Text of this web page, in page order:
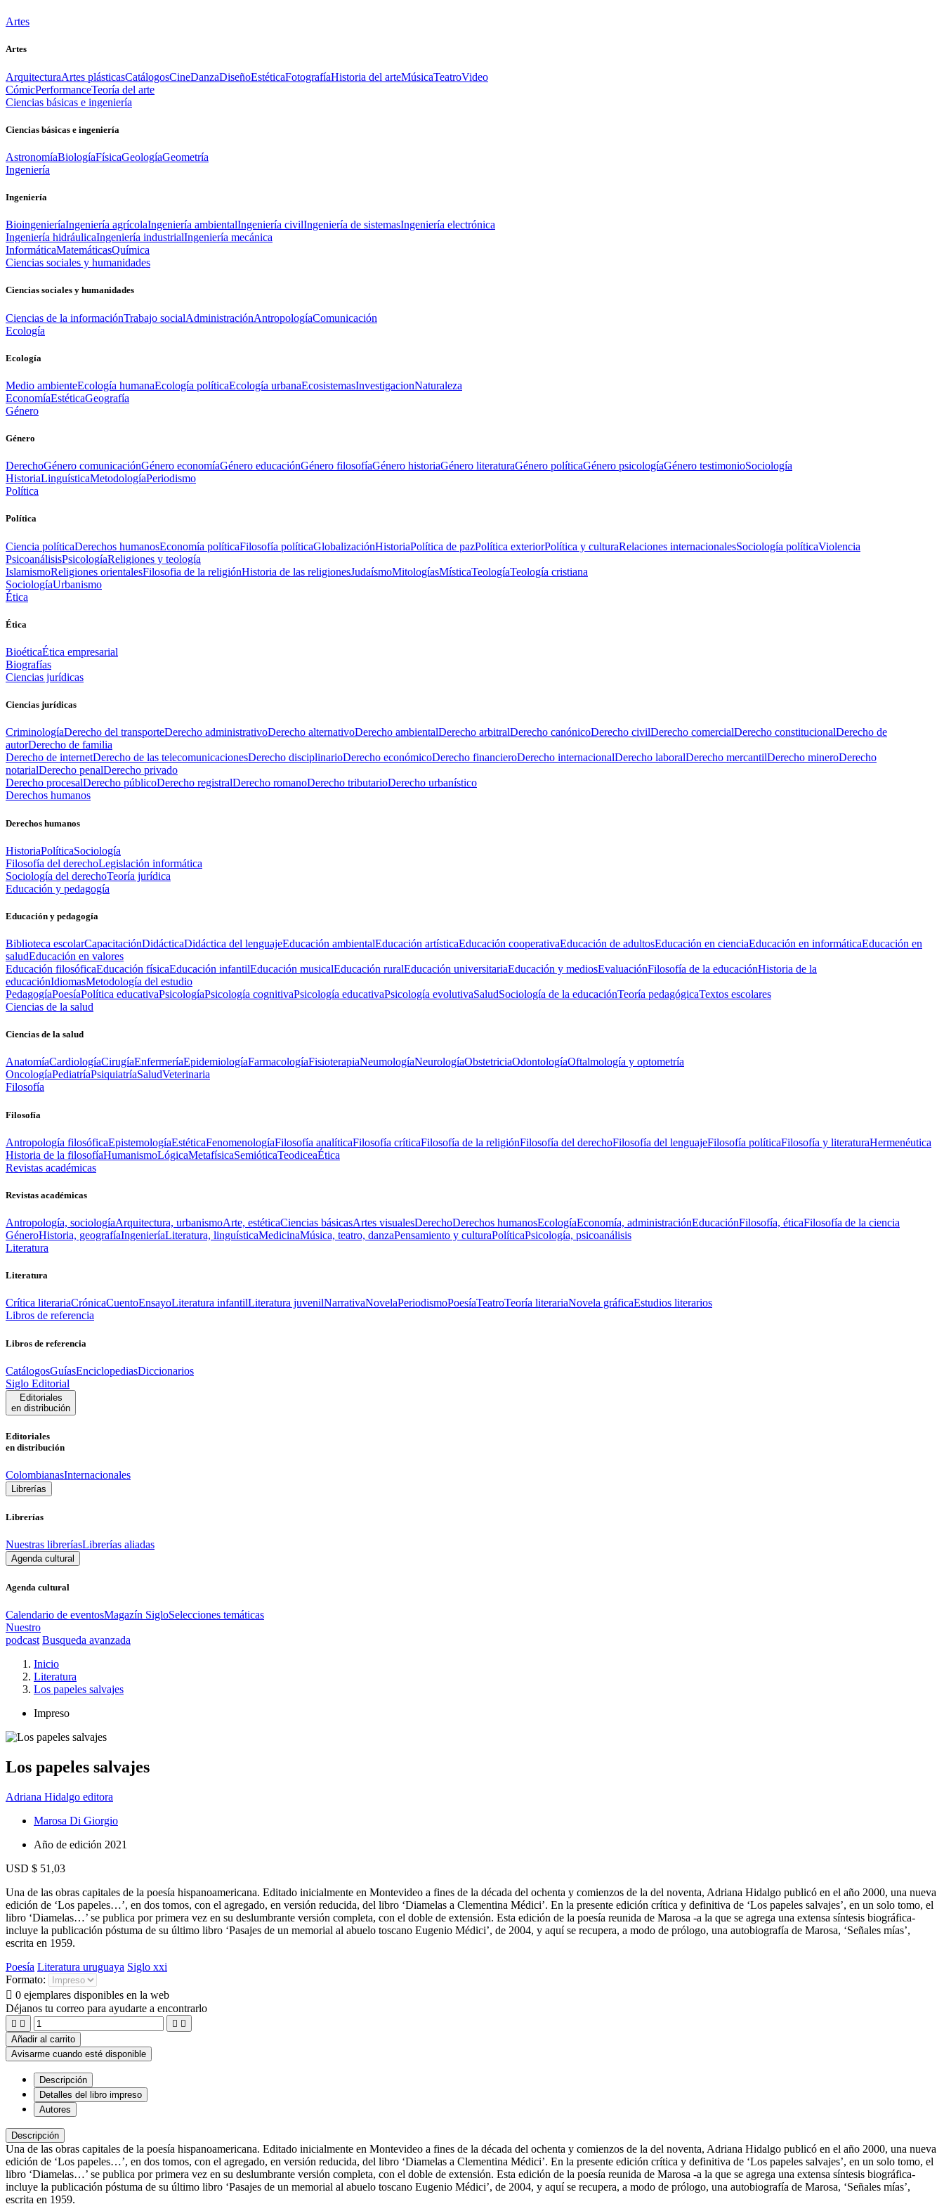
Artes
Artes
ArquitecturaArtes plásticasCatálogosCineDanzaDiseñoEstéticaFotografíaHistoria del arteMúsicaTeatroVideo
CómicPerformanceTeoría del arte
Ciencias básicas e ingeniería
Ciencias básicas e ingeniería
AstronomíaBiologíaFísicaGeologíaGeometría
Ingeniería
Ingeniería
BioingenieríaIngeniería agrícolaIngeniería ambientalIngeniería civilIngeniería de sistemasIngeniería electrónica
Ingeniería hidráulicaIngeniería industrialIngeniería mecánica
InformáticaMatemáticasQuímica
Ciencias sociales y humanidades
Ciencias sociales y humanidades
Ciencias de la informaciónTrabajo socialAdministraciónAntropologíaComunicación
Ecología
Ecología
Medio ambienteEcología humanaEcología políticaEcología urbanaEcosistemasInvestigacionNaturaleza
EconomíaEstéticaGeografía
Género
Género
DerechoGénero comunicaciónGénero economíaGénero educaciónGénero filosofíaGénero historiaGénero literaturaGénero políticaGénero psicologíaGénero testimonioSociología
HistoriaLinguísticaMetodologíaPeriodismo
Política
Política
Ciencia políticaDerechos humanosEconomía políticaFilosofía políticaGlobalizaciónHistoriaPolítica de pazPolítica exteriorPolítica y culturaRelaciones internacionalesSociología políticaViolencia
PsicoanálisisPsicologíaReligiones y teología
IslamismoReligiones orientalesFilosofia de la religiónHistoria de las religionesJudaísmoMitologíasMísticaTeologíaTeología cristiana
SociologíaUrbanismo
Ética
Ética
BioéticaÉtica empresarial
Biografías
Ciencias jurídicas
Ciencias jurídicas
CriminologíaDerecho del transporteDerecho administrativoDerecho alternativoDerecho ambientalDerecho arbitralDerecho canónicoDerecho civilDerecho comercialDerecho constitucionalDerecho de
autorDerecho de familia
Derecho de internetDerecho de las telecomunicacionesDerecho disciplinarioDerecho económicoDerecho financieroDerecho internacionalDerecho laboralDerecho mercantilDerecho mineroDerecho
notarialDerecho penalDerecho privado
Derecho procesalDerecho públicoDerecho registralDerecho romanoDerecho tributarioDerecho urbanístico
Derechos humanos
Derechos humanos
HistoriaPolíticaSociología
Filosofía del derechoLegislación informática
Sociología del derechoTeoría jurídica
Educación y pedagogía
Educación y pedagogía
Biblioteca escolarCapacitaciónDidácticaDidáctica del lenguajeEducación ambientalEducación artísticaEducación cooperativaEducación de adultosEducación en cienciaEducación en informáticaEducación en
saludEducación en valores
Educación filosóficaEducación físicaEducación infantilEducación musicalEducación ruralEducación universitariaEducación y mediosEvaluaciónFilosofía de la educaciónHistoria de la
educaciónIdiomasMetodología del estudio
PedagogíaPoesíaPolítica educativaPsicologíaPsicología cognitivaPsicología educativaPsicología evolutivaSaludSociología de la educaciónTeoría pedagógicaTextos escolares
Ciencias de la salud
Ciencias de la salud
AnatomíaCardiologíaCirugíaEnfermeríaEpidemiologíaFarmacologíaFisioterapiaNeumologíaNeurologíaObstetriciaOdontologíaOftalmología y optometría
OncologíaPediatríaPsiquiatríaSaludVeterinaria
Filosofía
Filosofía
Antropología filosóficaEpistemologíaEstéticaFenomenologíaFilosofía analíticaFilosofía críticaFilosofía de la religiónFilosofía del derechoFilosofía del lenguajeFilosofía políticaFilosofía y literaturaHermenéutica
Historia de la filosofíaHumanismoLógicaMetafísicaSemióticaTeodiceaÉtica
Revistas académicas
Revistas académicas
Antropología, sociologíaArquitectura, urbanismoArte, estéticaCiencias básicasArtes visualesDerechoDerechos humanosEcologíaEconomía, administraciónEducaciónFilosofía, éticaFilosofía de la ciencia
GéneroHistoria, geografíaIngenieríaLiteratura, linguísticaMedicinaMúsica, teatro, danzaPensamiento y culturaPolíticaPsicología, psicoanálisis
Literatura
Literatura
Crítica literariaCrónicaCuentoEnsayoLiteratura infantilLiteratura juvenilNarrativaNovelaPeriodismoPoesíaTeatroTeoría literariaNovela gráficaEstudios literarios
Libros de referencia
Libros de referencia
CatálogosGuíasEnciclopediasDiccionarios
Siglo Editorial
Editoriales
en distribución
Editoriales
en distribución
ColombianasInternacionales
Librerías
Librerías
Nuestras libreríasLibrerías aliadas
Agenda cultural
Agenda cultural
Calendario de eventosMagazín SigloSelecciones temáticas
Nuestro
podcast Busqueda avanzada
Inicio
Literatura
Los papeles salvajes
Impreso
Los papeles salvajes
Adriana Hidalgo editora
Marosa Di Giorgio
Año de edición 2021
USD $ 51,03
Una de las obras capitales de la poesía hispanoamericana. Editado inicialmente en Montevideo a fines de la década del ochenta y comienzos de la del noventa, Adriana Hidalgo publicó en el año 2000, una nueva
edición de ‘Los papeles…’, en dos tomos, con el agregado, en versión reducida, del libro ‘Diamelas a Clementina Médici’. En la presente edición crítica y definitiva de ‘Los papeles salvajes’, en un solo tomo, el
libro ‘Diamelas…’ se publica por primera vez en su deslumbrante versión completa, con el doble de extensión. Esta edición de la poesía reunida de Marosa -a la que se agrega una extensa síntesis biográfica-
incluye la publicación póstuma de su último libro ‘Pasajes de un memorial al abuelo toscano Eugenio Médici’, de 2004, y aquí se recupera, a modo de prólogo, una autobiografía de Marosa, ‘Señales mías’,
escrita en 1959.
Poesía Literatura uruguaya Siglo xxi
Formato:
 0 ejemplares disponibles en la web
Déjanos tu correo para ayudarte a encontrarlo
   
Añadir al carrito
Avisarme cuando esté disponible
Descripción
Detalles del libro impreso
Autores
Descripción
Una de las obras capitales de la poesía hispanoamericana. Editado inicialmente en Montevideo a fines de la década del ochenta y comienzos de la del noventa, Adriana Hidalgo publicó en el año 2000, una nueva
edición de ‘Los papeles…’, en dos tomos, con el agregado, en versión reducida, del libro ‘Diamelas a Clementina Médici’. En la presente edición crítica y definitiva de ‘Los papeles salvajes’, en un solo tomo, el
libro ‘Diamelas…’ se publica por primera vez en su deslumbrante versión completa, con el doble de extensión. Esta edición de la poesía reunida de Marosa -a la que se agrega una extensa síntesis biográfica-
incluye la publicación póstuma de su último libro ‘Pasajes de un memorial al abuelo toscano Eugenio Médici’, de 2004, y aquí se recupera, a modo de prólogo, una autobiografía de Marosa, ‘Señales mías’,
escrita en 1959.